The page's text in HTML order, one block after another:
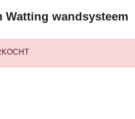
Watting wandsysteem